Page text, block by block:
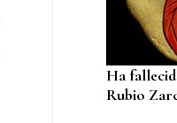
Ha
Rubio